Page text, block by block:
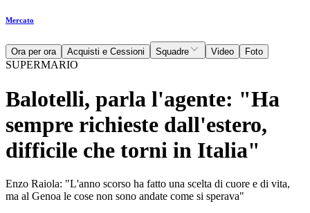
Mercato
Ora per ora Acquisti e Cessioni Squadre Video Foto
SUPERMARIO
Balotelli, parla l'agente: "Ha
sempre richieste dall'estero,
difficile che torni in Italia"
Enzo Raiola: "L'anno scorso ha fatto una scelta di cuore e di vita,
ma al Genoa le cose non sono andate come si sperava"